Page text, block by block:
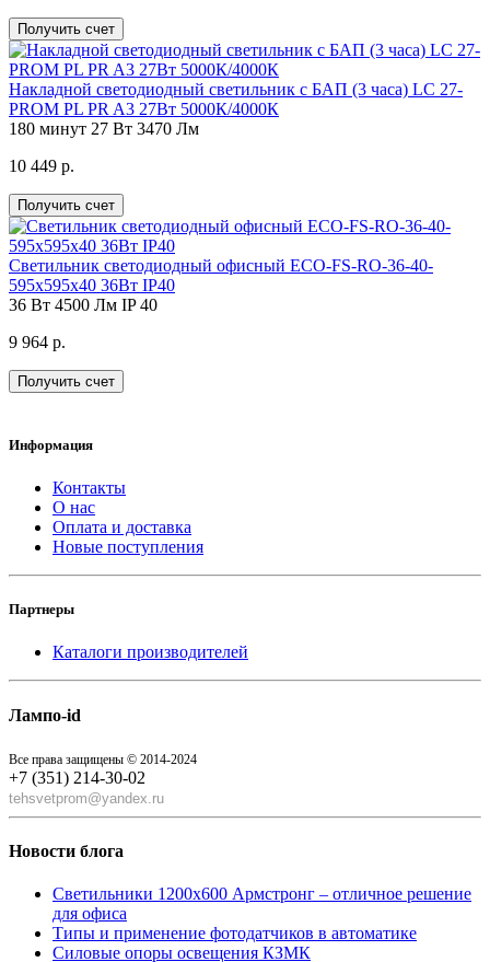
Получить счет
Накладной светодиодный светильник с БАП (3 часа) LC 27-
PROM PL PR A3 27Вт 5000К/4000К
180 минут 27 Вт 3470 Лм
10 449 р.
Получить счет
Светильник светодиодный офисный ECO-FS-RO-36-40-
595х595х40 36Вт IP40
36 Вт 4500 Лм IP 40
9 964 р.
Получить счет
Информация
Контакты
О нас
Оплата и доставка
Новые поступления
Партнеры
Каталоги производителей
Лампо-id
Все права защищены © 2014-2024
+7 (351) 214-30-02
tehsvetprom@yandex.ru
Новости блога
Светильники 1200x600 Армстронг – отличное решение
для офиса
Типы и применение фотодатчиков в автоматике
Силовые опоры освещения КЗМК